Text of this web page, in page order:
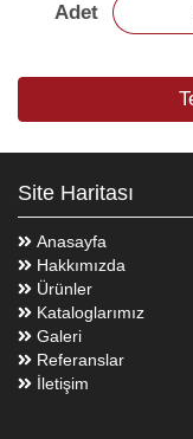
Adet
Site Haritası
Anasayfa
Hakkımızda
Ürünler
Kataloglarımız
Galeri
Referanslar
İletişim